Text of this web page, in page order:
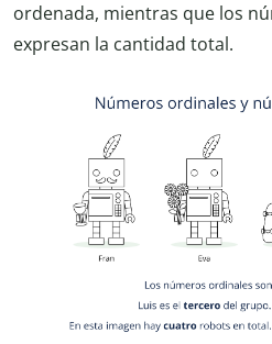
ordenada, mientras que los
expresan la cantidad total.